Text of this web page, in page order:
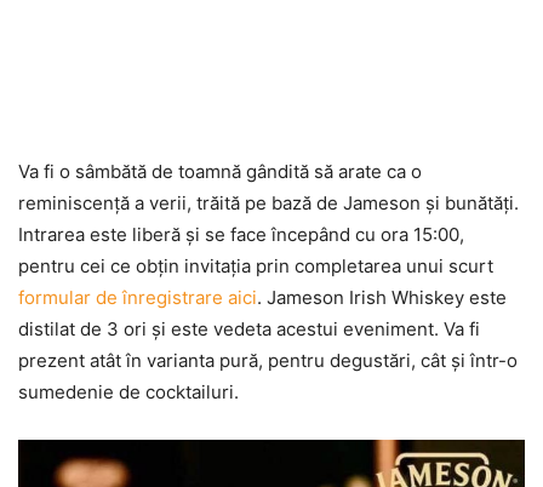
Va fi o sâmbătă de toamnă gândită să arate ca o
reminiscenţă a verii, trăită pe bază de Jameson şi bunătăţi.
Intrarea este liberă şi se face începând cu ora 15:00,
pentru cei ce obţin invitaţia prin completarea unui scurt
formular de înregistrare aici. Jameson Irish Whiskey este
distilat de 3 ori şi este vedeta acestui eveniment. Va fi
prezent atât în varianta pură, pentru degustări, cât şi într-o
sumedenie de cocktailuri.